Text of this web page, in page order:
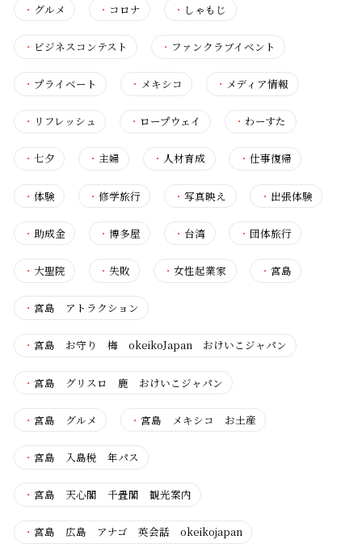
・ グルメ ・ コロナ ・ しゃもじ
・ ビジネスコンテスト ・ ファンクラブイベント
・ プライベート ・ メキシコ ・ メディア情報
・ リフレッシュ ・ ロープウェイ ・ わーすた
・ 七夕 ・主婦 ・ 人材育成 ・ 仕事復帰
・ 体験 ・修学旅行 ・写真映え ・ 出張体験
・ 助成金 ・博多屋 ・ 台湾 ・ 団体旅行
・ 大聖院 ・失敗 ・女性起業家 ・ 宮島
・ 宮島 アトラクション
・ 宮島 お守り 梅 okeikoJapan おけいこジャパン
・ 宮島 グリスロ 鹿 おけいこジャパン
・ 宮島 グルメ ・ 宮島 メキシコ お土産
・ 宮島 入島税 年パス
・ 宮島 天心閣 千畳閣 観光案内
・ 宮島 広島 アナゴ 英会話 okeikojapan